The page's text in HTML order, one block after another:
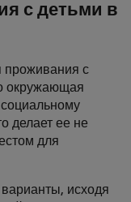
с детьми в
проживания с
окружающая
социальному
делает ее не
для
исходя